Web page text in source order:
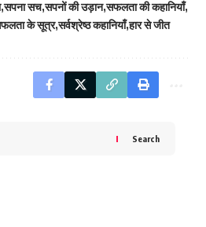
सपना सच सपनों की उड़ान सफलता की कहानियाँ
के सूत्र सर्वश्रेष्ठ कहानियाँ हार से जीत
Search